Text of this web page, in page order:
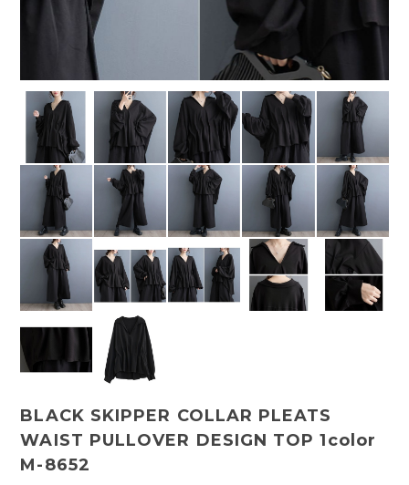
BLACK SKIPPER COLLAR PLEATS
WAIST PULLOVER DESIGN TOP 1color
M-8652